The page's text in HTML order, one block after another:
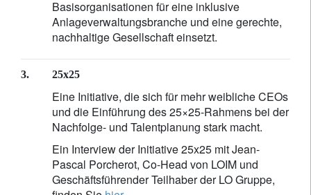
Basisorganisationen für eine inklusive
Anlageverwaltungsbranche und eine gerechte,
nachhaltige Gesellschaft einsetzt.
3. 25x25
Eine Initiative, die sich für mehr weibliche CEOs
und die Einführung des 25×25-Rahmens bei der
Nachfolge- und Talentplanung stark macht.
Ein Interview der Initiative 25x25 mit Jean-
Pascal Porcherot, Co-Head von LOIM und
Geschäftsführender Teilhaber der LO Gruppe,